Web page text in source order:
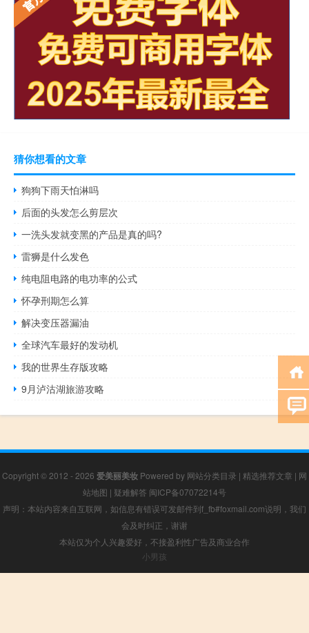
猜你想看的文章
狗狗下雨天怕淋吗
后面的头发怎么剪层次
一洗头发就变黑的产品是真的吗?
雷狮是什么发色
纯电阻电路的电功率的公式
怀孕刑期怎么算
解决变压器漏油
全球汽车最好的发动机
我的世界生存版攻略
9月泸沽湖旅游攻略
Copyright © 2012 - 2026 爱美丽美妆 Powered by 网站分类目录 | 精选推荐文章 | 网
站地图 | 疑难解答 闽ICP备07072214号
声明：本站内容来自互联网，如信息有错误可发邮件到f_fb#foxmail.com说明，我们
会及时纠正，谢谢
本站仅为个人兴趣爱好，不接盈利性广告及商业合作
小男孩